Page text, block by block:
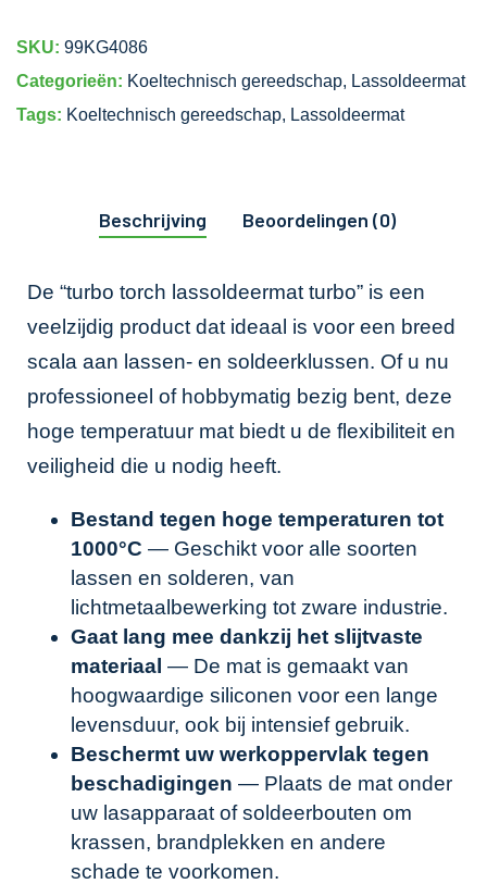
SKU: 99KG4086
Categorieën: Koeltechnisch gereedschap, Lassoldeermat
Tags: Koeltechnisch gereedschap, Lassoldeermat
Beschrijving Beoordelingen (0)
De “turbo torch lassoldeermat turbo” is een
veelzijdig product dat ideaal is voor een breed
scala aan lassen- en soldeerklussen. Of u nu
professioneel of hobbymatig bezig bent, deze
hoge temperatuur mat biedt u de flexibiliteit en
veiligheid die u nodig heeft.
Bestand tegen hoge temperaturen tot
1000°C — Geschikt voor alle soorten
lassen en solderen, van
lichtmetaalbewerking tot zware industrie.
Gaat lang mee dankzij het slijtvaste
materiaal — De mat is gemaakt van
hoogwaardige siliconen voor een lange
levensduur, ook bij intensief gebruik.
Beschermt uw werkoppervlak tegen
beschadigingen — Plaats de mat onder
uw lasapparaat of soldeerbouten om
krassen, brandplekken en andere
schade te voorkomen.